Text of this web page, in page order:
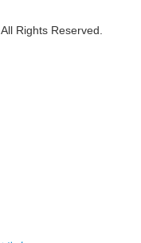
All Rights Reserved.